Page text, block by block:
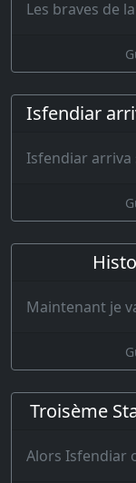
Troisème